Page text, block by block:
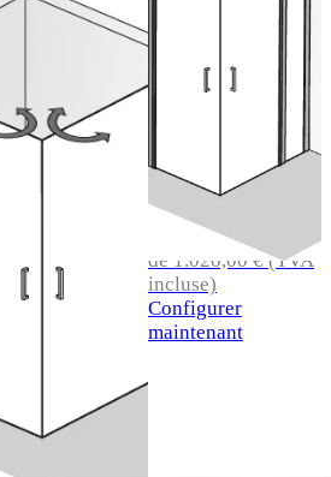
934,00 € (TVA
battants) en
accès
éléments
de 1.020,00 € (TVA
incluse)
Configurer
maintenant